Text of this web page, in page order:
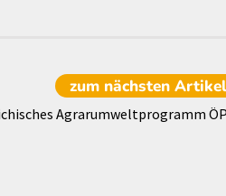
zum nächsten Artikel
Agrarumweltprogramm